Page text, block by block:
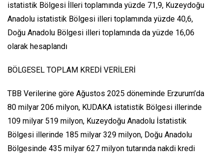
istatistik Bölgesi İlleri toplamında yüzde 71,9, Kuzeydoğu
Anadolu istatistik Bölgesi illeri toplamında yüzde 40,6,
Doğu Anadolu Bölgesi illeri toplamında da yüzde 16,06
olarak hesaplandı
BÖLGESEL TOPLAM KREDİ VERİLERİ
TBB Verilerine göre Ağustos 2025 döneminde Erzurum’da
80 milyar 206 milyon, KUDAKA istatistik Bölgesi illerinde
109 milyar 519 milyon, Kuzeydoğu Anadolu İstatistik
Bölgesi illerinde 185 milyar 329 milyon, Doğu Anadolu
Bölgesinde 435 milyar 627 milyon tutarında nakdi kredi